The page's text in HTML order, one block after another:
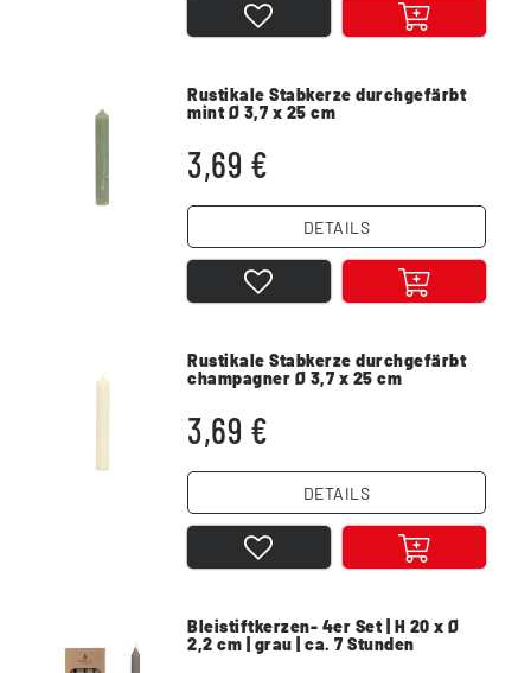
Rustikale Stabkerze durchgefärbt
mint Ø 3,7 x 25 cm
3,69 €
DETAILS
Rustikale Stabkerze durchgefärbt
champagner Ø 3,7 x 25 cm
3,69 €
DETAILS
Bleistiftkerzen- 4er Set | H 20 x Ø
2,2 cm | grau | ca. 7 Stunden